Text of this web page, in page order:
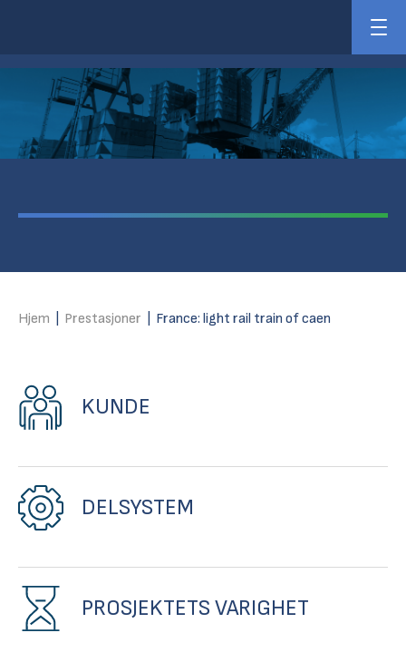
Hjem Prestasjoner France: light rail train of caen
KUNDE
DELSYSTEM
PROSJEKTETS VARIGHET